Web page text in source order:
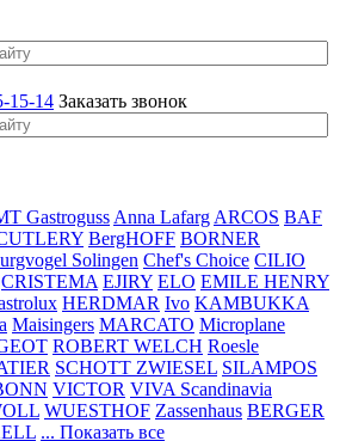
15-14 Заказать звонок
Gastroguss Anna Lafarg ARCOS BAF
BergHOFF BORNER
Solingen Chef's Choice CILIO
CRISTEMA EJIRY ELO EMILE HENRY
HERDMAR Ivo KAMBUKKA
Maisingers MARCATO Microplane
ROBERT WELCH Roesle
SCHOTT ZWIESEL SILAMPOS
VICTOR VIVA Scandinavia
WUESTHOF Zassenhaus BERGER
... Показать все